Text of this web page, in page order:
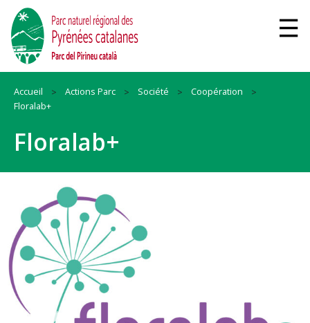
Accueil Actions Parc Société
Coopération
Floralab+
Floralab+